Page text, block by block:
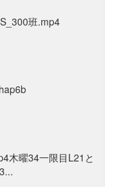
班.mp4
木曜34一限目L21と